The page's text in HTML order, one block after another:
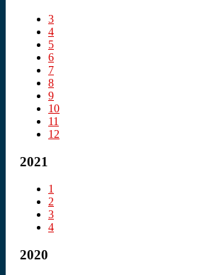
3
4
5
6
7
8
9
10
11
12
2021
1
2
3
4
2020